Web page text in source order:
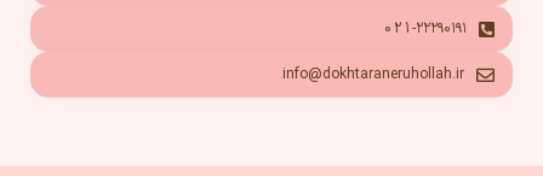
021-۲۲۲۹۰۱۹۱
info@dokhtaraneruhollah.ir